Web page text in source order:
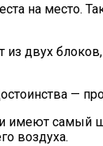
на место.
двух
—
самый
воздуха.